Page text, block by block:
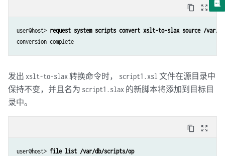
content_copy zoom_out_map
user@host> request system scripts convert xslt-to-slax source /var/
conversion complete
发出 xslt-to-slax 转换命令时， script1.xsl 文件在源目录中
保持不变，并且名为 script1.slax 的新脚本将添加到目标目
录中。
content_copy zoom_out_map
user@host> file list /var/db/scripts/op